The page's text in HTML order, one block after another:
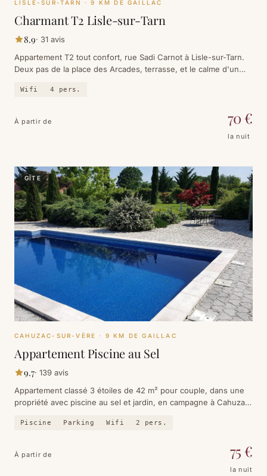
LISLE-SUR-TARN · 9 KM DE GAILLAC
Charmant T2 Lisle-sur-Tarn
8.9· 31 avis
Appartement T2 tout confort, rue Sadi Carnot à Lisle-sur-Tarn.
Deux pas de la place des Arcades, terrasse, et le calme d'un
Wifi 4 pers.
À partir de 70 €
la nuit
GÎTE
CAHUZAC-SUR-VÈRE · 9 KM DE GAILLAC
Appartement Piscine au Sel
9.7· 139 avis
Appartement classé 3 étoiles de 42 m² pour couple, dans une
propriété avec piscine au sel et jardin, en campagne à Cahuzac-
Piscine Parking Wifi 2 pers.
À partir de 75 €
la nuit